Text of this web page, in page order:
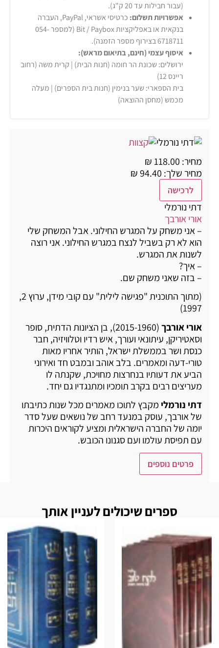
(עבור חבילות עד 20 ק"ג).
אפשרויות תשלום:
כרטיסי אשראי, PayPal, העברה
בנקאית או באפליקציות Bit / Paybox (למספר 054-
6718711 בצירוף מספר הזמנה).
איסוף עצמי (חינם, בתיאום מראש):
ירושלים: שכונת הר חומה (חנות הבית) | קרית משה (רחוב
ריינס 12)
בית הספארי: שער בנימין (חנות בית הספרים) | מעלה
מכמש (מחסן ההוצאה)
מחיר: 118.00 ₪
מחיר שלך: 94.40 ₪
לרכישה
דתי נורמלי
אורי אורבך
– אני משחק על המגרש החילוני. אבל המשחק שלי
הוא לא רק בשביל לנצח במגרש החילוני. אני רוצה
לשנות את המגרש.
– איך?
– בזה שאני משחק שם.
(מתוך התוכנית "פגישה לילית" עם קובי מידן, ערוץ 2,
1997)
אורי אורבך
(2015-1960), בן הציונות הדתית, סופר
וסאטיריקן, עיתונאי ועורך, איש רדיו וטלוויזיה, חבר
כנסת ושר בממשלת ישראל, הותיר אחריו מאות
טורי-דעה ומאמרים. בלב אוהב ובמבט חד ואירוני
הביע את דעותיו בנחרצות מחויכת, שקנתה לו
מעריצים רבים בקרב תומכיו ומתנגדיו גם יחד.
דתי נורמלי מקבץ לתוכו מאמרים מכל שנות כתיבתו
של אורבך, עוסק במנעד רחב של נושאים שעל סדר
יומה של החברה הישראלית ומציע לקוראים היכרות
עם תפיסת עולמו ועם סגנונו הכובש.
פרטים נוספים
ספרים שיכולים לעניין אותך